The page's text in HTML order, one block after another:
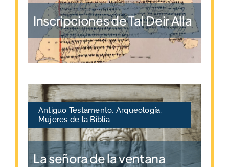
Inscripciones de Tal Deir Alla
Antiguo Testamento, Arqueología,
Mujeres de la Biblia
La señora de la ventana